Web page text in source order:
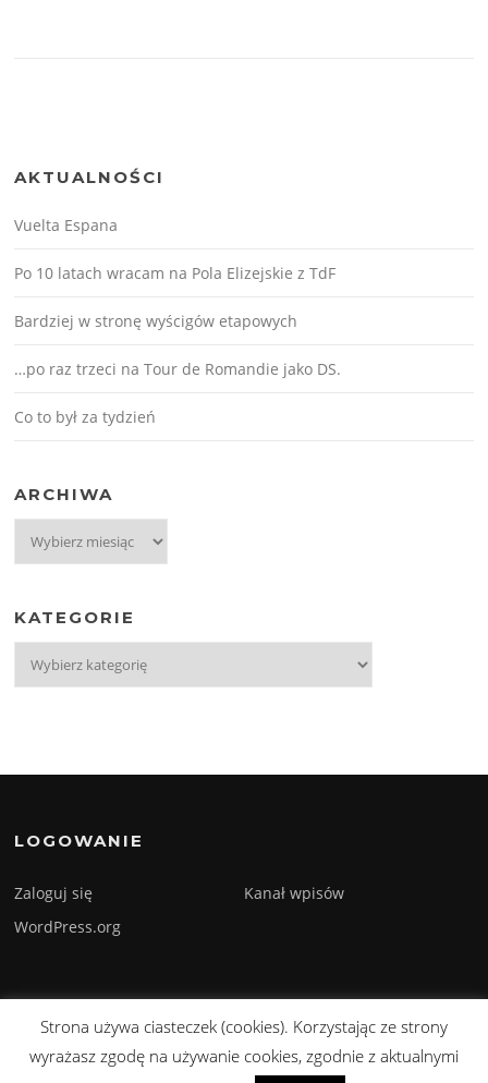
AKTUALNOŚCI
Vuelta Espana
Po 10 latach wracam na Pola Elizejskie z TdF
Bardziej w stronę wyścigów etapowych
…po raz trzeci na Tour de Romandie jako DS.
Co to był za tydzień
ARCHIWA
KATEGORIE
LOGOWANIE
Zaloguj się
Kanał wpisów
WordPress.org
Prawa autorskie © 2026 Sylwester Szmyd. Wszelkie prawa zastrzeżone.
Strona używa ciasteczek (cookies). Korzystając ze strony
wyrażasz zgodę na używanie cookies, zgodnie z aktualnymi